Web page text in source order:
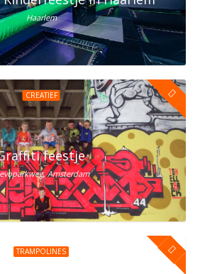
Haarlem
CREATIEF
feestje
Amsterdam
TRAMPOLINES